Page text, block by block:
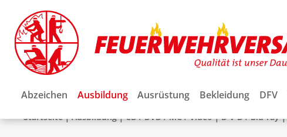
Abzeichen Ausbildung Ausrüstung Bekleidung DFV
Startseite|Ausbildung|CD / DVD / MC / Video|D V D / Blu-ray|